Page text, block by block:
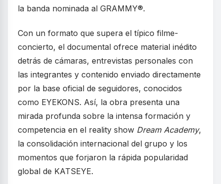
la banda nominada al GRAMMY®.
Con un formato que supera el típico filme-
concierto, el documental ofrece material inédito
detrás de cámaras, entrevistas personales con
las integrantes y contenido enviado directamente
por la base oficial de seguidores, conocidos
como EYEKONS. Así, la obra presenta una
mirada profunda sobre la intensa formación y
competencia en el reality show Dream Academy,
la consolidación internacional del grupo y los
momentos que forjaron la rápida popularidad
global de KATSEYE.